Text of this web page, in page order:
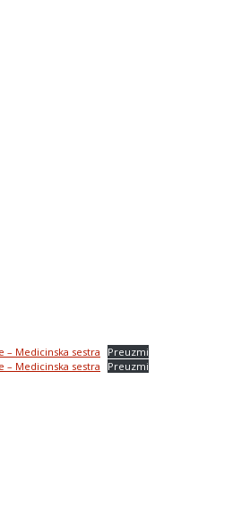
Medicinska sestra
Preuzmi
Medicinska sestra
Preuzmi